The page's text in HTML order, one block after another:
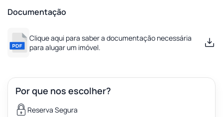
Documentação
Clique aqui para saber a documentação necessária
para alugar um imóvel.
Por que nos escolher?
Reserva Segura